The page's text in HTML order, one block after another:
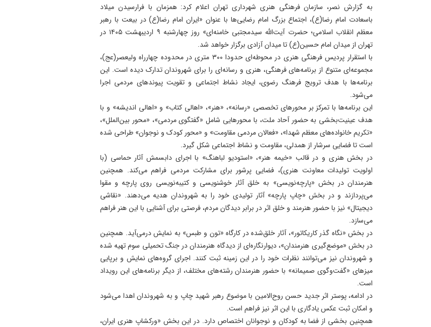
به گزارش نصر، سازمان فرهنگی هنری شهرداری تهران اعلام کرد: همزمان با فرارسیدن میلاد
باسعادت امام رضا(ع)، اجتماع بزرگ امام رضایی‌ها با عنوان «ایران امام رضا(ع) در بیعت با رهبر
معظم انقلاب اسلامی؛ حضرت آیت‌الله سیدمجتبی خامنه‌ای» روز چهارشنبه ۹ اردیبهشت ۱۴۰۵ در
تهران از میدان امام حسین(ع) تا میدان آزادی برگزار خواهد شد.
با استقرار پردیس فرهنگی هنری در محوطه‌ای حدودا ۳۰۰ متری در محدوده چهارراه ولیعصر(عج)،
مجموعه‌ای متنوع از برنامه‌های فرهنگی، هنری و رسانه‌ای را برای شهروندان تدارک دیده است. این
برنامه‌ها با هدف ترویج فرهنگ رضوی، ایجاد نشاط اجتماعی و تقویت پیوندهای مردمی اجرا
می‌شود.
این برنامه‌ها با تمرکز بر محورهای تخصصی «رسانه»، «هنر»، «اهالی کتاب» و «اهالی اندیشه» و با
هدف عینیت‌بخشی به حضور آحاد ملت، با محورهایی شامل «گفتگوی مردمی»، «محور بین‌الملل»،
«تکریم خانواده‌های معظم شهدا»، «فعالان مردمی مقاومت» و «محور کودک و نوجوان» طراحی شده
است تا فضایی سرشار از همدلی، مقاومت و نشاط اجتماعی شکل گیرد.
در بخش هنری و در قالب «خیمه هنر»، «استودیو لباهنگ» با اجرای دابسمش آثار حماسی (با
اولویت تولیدات معاونت هنری)، فضایی پرشور برای مشارکت مردمی فراهم می‌کند. همچنین
هنرمندان در بخش «پارچه‌نویسی» به خلق آثار خوشنویسی و کتیبه‌نویسی روی پارچه و مقوا
می‌پردازند و در بخش «چاپ پارچه» آثار تولیدی خود را به شهروندان هدیه می‌دهند. «نقاشی
دیجیتال» نیز با حضور هنرمند و خلق اثر در برابر دیدگان مردم، فرصتی برای آشنایی با این هنر فراهم
می‌سازد.
در بخش «نگاه گذر کاریکاتور»، آثار خلق‌شده در کارگاه‌ «تون و طبس» به نمایش درمی‌آید. همچنین
در بخش «موضع‌گیری هنرمندان»، دیوارنگاره‌ای از دیدگاه هنرمندان در جنگ تحمیلی سوم تهیه شده
و شهروندان نیز می‌توانند نظرات خود را در این زمینه ثبت کنند. اجرای گروه‌های نمایش و برپایی
میزهای «گفت‌وگوی صمیمانه» با حضور هنرمندان رشته‌های مختلف، از دیگر برنامه‌های این رویداد
است.
در ادامه، پوستر اثر جدید حسن روح‌الامین با موضوع رهبر شهید چاپ و به شهروندان اهدا می‌شود
و امکان ثبت عکس یادگاری با این اثر نیز فراهم است.
همچنین بخشی از فضا به کودکان و نوجوانان اختصاص دارد. در این بخش «ورکشاپ هنری ایران،